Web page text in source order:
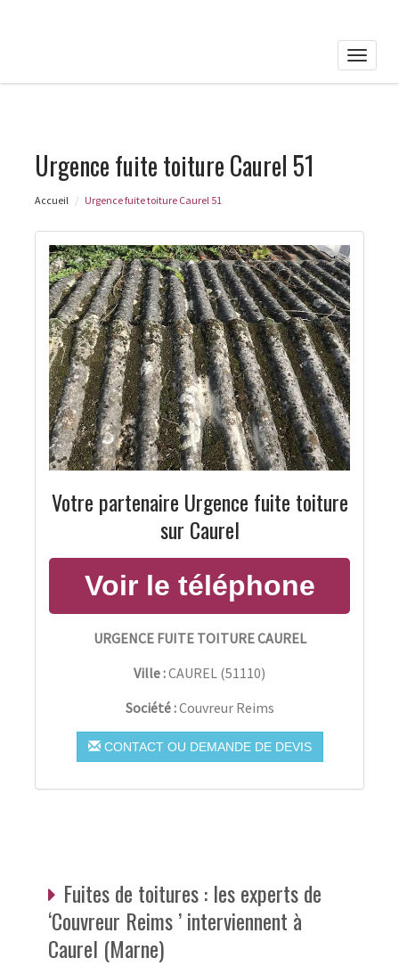
Toggle
Urgence fuite toiture Caurel 51
Accueil Urgence fuite toiture Caurel 51
Votre partenaire Urgence fuite toiture
sur Caurel
URGENCE FUITE TOITURE CAUREL
Ville :CAUREL (51110)
Société :Couvreur Reims
CONTACT OU DEMANDE DE DEVIS
Fuites de toitures : les experts de
‘Couvreur Reims ’ interviennent à
Caurel (Marne)